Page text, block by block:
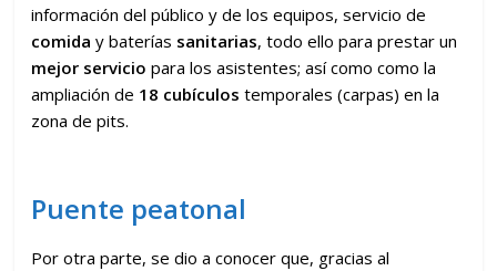
información del público y de los equipos, servicio de
comida y baterías sanitarias, todo ello para prestar un
mejor servicio para los asistentes; así como como la
ampliación de 18 cubículos temporales (carpas) en la
zona de pits.
Puente peatonal
Por otra parte, se dio a conocer que, gracias al